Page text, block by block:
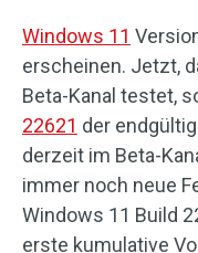
Windows 11
erscheinen. Jetzt,
Beta-Kanal testet,
22621 der
derzeit im Beta-
immer noch neue
Windows 11 Build
erste kumulative